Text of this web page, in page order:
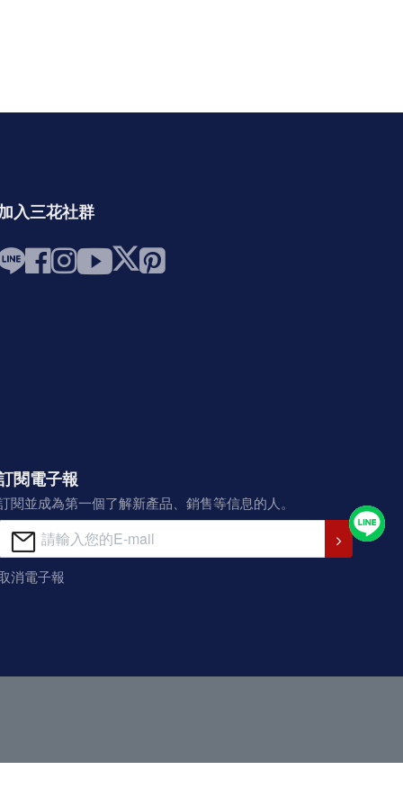
入三花社群
閱電子報
閱並成為第一個了解新產品、銷售等信息的人。
消電子報